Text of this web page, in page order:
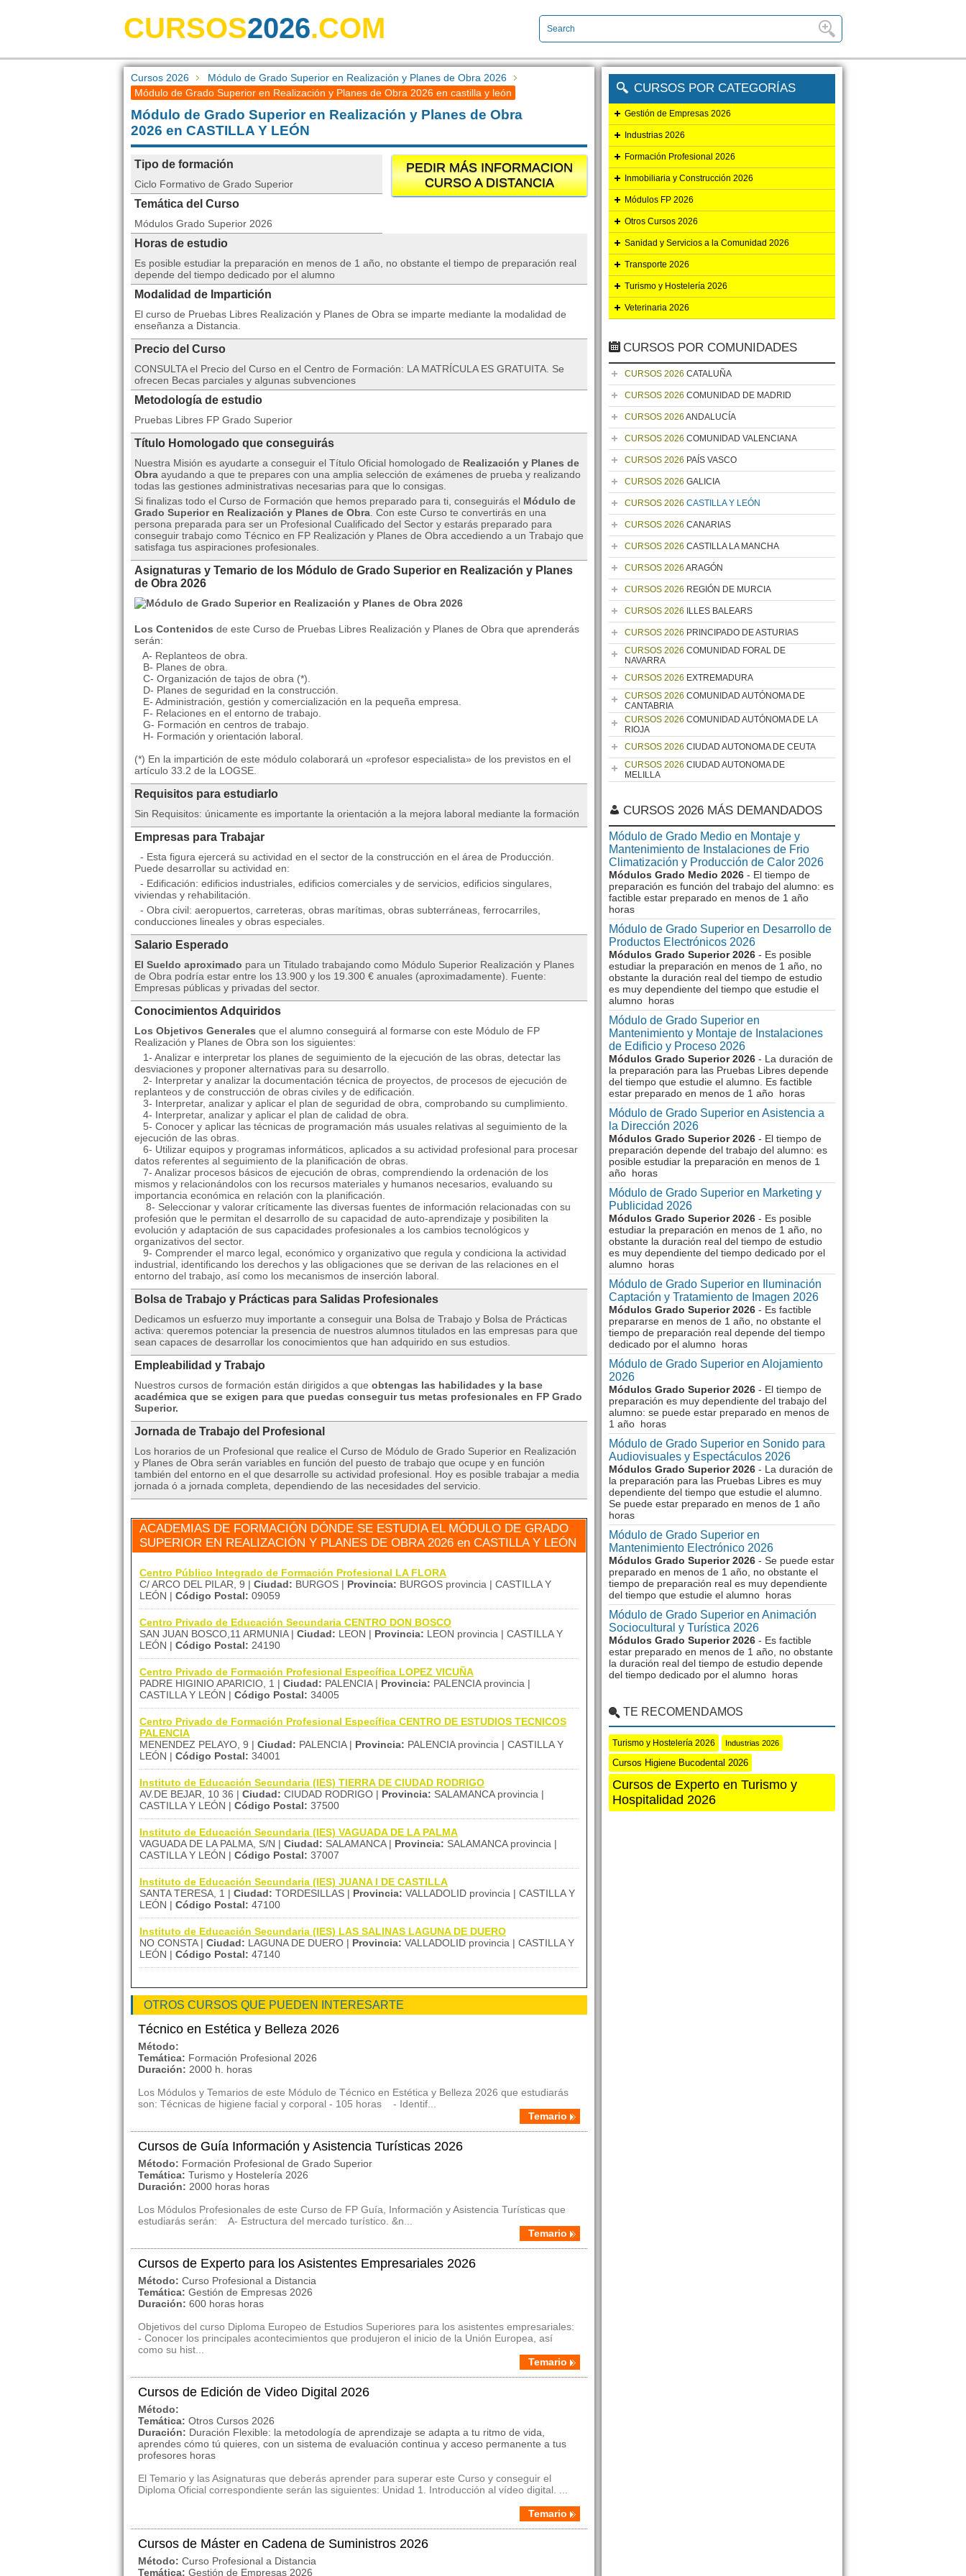
CURSOS2026.COM
Cursos 2026
Módulo de Grado Superior en Realización y Planes de Obra 2026
Módulo de Grado Superior en Realización y Planes de Obra 2026 en castilla y león
Módulo de Grado Superior en Realización y Planes de Obra
2026 en CASTILLA Y LEÓN
PEDIR MÁS INFORMACION
CURSO A DISTANCIA
Tipo de formación
Ciclo Formativo de Grado Superior
Temática del Curso
Módulos Grado Superior 2026
Horas de estudio
Es posible estudiar la preparación en menos de 1 año, no obstante el tiempo de preparación real
depende del tiempo dedicado por el alumno
Modalidad de Impartición
El curso de Pruebas Libres Realización y Planes de Obra se imparte mediante la modalidad de
enseñanza a Distancia.
Precio del Curso
CONSULTA el Precio del Curso en el Centro de Formación: LA MATRÍCULA ES GRATUITA. Se
ofrecen Becas parciales y algunas subvenciones
Metodología de estudio
Pruebas Libres FP Grado Superior
Título Homologado que conseguirás
Nuestra Misión es ayudarte a conseguir el Título Oficial homologado de Realización y Planes de
Obra ayudando a que te prepares con una amplia selección de exámenes de prueba y realizando
todas las gestiones administrativas necesarias para que lo consigas.
Si finalizas todo el Curso de Formación que hemos preparado para ti, conseguirás el Módulo de
Grado Superior en Realización y Planes de Obra . Con este Curso te convertirás en una
persona preparada para ser un Profesional Cualificado del Sector y estarás preparado para
conseguir trabajo como Técnico en FP Realización y Planes de Obra accediendo a un Trabajo que
satisfaga tus aspiraciones profesionales.
Asignaturas y Temario de los Módulo de Grado Superior en Realización y Planes
de Obra 2026
Los Contenidos de este Curso de Pruebas Libres Realización y Planes de Obra que aprenderás
serán:
A- Replanteos de obra.
B- Planes de obra.
C- Organización de tajos de obra (*).
D- Planes de seguridad en la construcción.
E- Administración, gestión y comercialización en la pequeña empresa.
F- Relaciones en el entorno de trabajo.
G- Formación en centros de trabajo.
H- Formación y orientación laboral.
(*) En la impartición de este módulo colaborará un «profesor especialista» de los previstos en el
artículo 33.2 de la LOGSE.
Requisitos para estudiarlo
Sin Requisitos: únicamente es importante la orientación a la mejora laboral mediante la formación
Empresas para Trabajar
- Esta figura ejercerá su actividad en el sector de la construcción en el área de Producción.
Puede desarrollar su actividad en:
- Edificación: edificios industriales, edificios comerciales y de servicios, edificios singulares,
viviendas y rehabilitación.
- Obra civil: aeropuertos, carreteras, obras marítimas, obras subterráneas, ferrocarriles,
conducciones lineales y obras especiales.
Salario Esperado
El Sueldo aproximado para un Titulado trabajando como Módulo Superior Realización y Planes
de Obra podría estar entre los 13.900 y los 19.300 € anuales (aproximadamente). Fuente:
Empresas públicas y privadas del sector.
Conocimientos Adquiridos
Los Objetivos Generales que el alumno conseguirá al formarse con este Módulo de FP
Realización y Planes de Obra son los siguientes:
1- Analizar e interpretar los planes de seguimiento de la ejecución de las obras, detectar las
desviaciones y proponer alternativas para su desarrollo.
2- Interpretar y analizar la documentación técnica de proyectos, de procesos de ejecución de
replanteos y de construcción de obras civiles y de edificación.
3- Interpretar, analizar y aplicar el plan de seguridad de obra, comprobando su cumplimiento.
4- Interpretar, analizar y aplicar el plan de calidad de obra.
5- Conocer y aplicar las técnicas de programación más usuales relativas al seguimiento de la
ejecución de las obras.
6- Utilizar equipos y programas informáticos, aplicados a su actividad profesional para procesar
datos referentes al seguimiento de la planificación de obras.
7- Analizar procesos básicos de ejecución de obras, comprendiendo la ordenación de los
mismos y relacionándolos con los recursos materiales y humanos necesarios, evaluando su
importancia económica en relación con la planificación.
8- Seleccionar y valorar críticamente las diversas fuentes de información relacionadas con su
profesión que le permitan el desarrollo de su capacidad de auto-aprendizaje y posibiliten la
evolución y adaptación de sus capacidades profesionales a los cambios tecnológicos y
organizativos del sector.
9- Comprender el marco legal, económico y organizativo que regula y condiciona la actividad
industrial, identificando los derechos y las obligaciones que se derivan de las relaciones en el
entorno del trabajo, así como los mecanismos de inserción laboral.
Bolsa de Trabajo y Prácticas para Salidas Profesionales
Dedicamos un esfuerzo muy importante a conseguir una Bolsa de Trabajo y Bolsa de Prácticas
activa: queremos potenciar la presencia de nuestros alumnos titulados en las empresas para que
sean capaces de desarrollar los conocimientos que han adquirido en sus estudios.
Empleabilidad y Trabajo
Nuestros cursos de formación están dirigidos a que obtengas las habilidades y la base
académica que se exigen para que puedas conseguir tus metas profesionales en FP Grado
Superior.
Jornada de Trabajo del Profesional
Los horarios de un Profesional que realice el Curso de Módulo de Grado Superior en Realización
y Planes de Obra serán variables en función del puesto de trabajo que ocupe y en función
también del entorno en el que desarrolle su actividad profesional. Hoy es posible trabajar a media
jornada ó a jornada completa, dependiendo de las necesidades del servicio.
ACADEMIAS DE FORMACIÓN DÓNDE SE ESTUDIA EL MÓDULO DE GRADO
SUPERIOR EN REALIZACIÓN Y PLANES DE OBRA 2026 en CASTILLA Y LEÓN
Centro Público Integrado de Formación Profesional LA FLORA
C/ ARCO DEL PILAR, 9 | Ciudad: BURGOS | Provincia: BURGOS provincia | CASTILLA Y
LEÓN | Código Postal: 09059
Centro Privado de Educación Secundaria CENTRO DON BOSCO
SAN JUAN BOSCO,11 ARMUNIA | Ciudad: LEON | Provincia: LEON provincia | CASTILLA Y
LEÓN | Código Postal: 24190
Centro Privado de Formación Profesional Específica LOPEZ VICUÑA
PADRE HIGINIO APARICIO, 1 | Ciudad: PALENCIA | Provincia: PALENCIA provincia |
CASTILLA Y LEÓN | Código Postal: 34005
Centro Privado de Formación Profesional Específica CENTRO DE ESTUDIOS TECNICOS
PALENCIA
MENENDEZ PELAYO, 9 | Ciudad: PALENCIA | Provincia: PALENCIA provincia | CASTILLA Y
LEÓN | Código Postal: 34001
Instituto de Educación Secundaria (IES) TIERRA DE CIUDAD RODRIGO
AV.DE BEJAR, 10 36 | Ciudad: CIUDAD RODRIGO | Provincia: SALAMANCA provincia |
CASTILLA Y LEÓN | Código Postal: 37500
Instituto de Educación Secundaria (IES) VAGUADA DE LA PALMA
VAGUADA DE LA PALMA, S/N | Ciudad: SALAMANCA | Provincia: SALAMANCA provincia |
CASTILLA Y LEÓN | Código Postal: 37007
Instituto de Educación Secundaria (IES) JUANA I DE CASTILLA
SANTA TERESA, 1 | Ciudad: TORDESILLAS | Provincia: VALLADOLID provincia | CASTILLA Y
LEÓN | Código Postal: 47100
Instituto de Educación Secundaria (IES) LAS SALINAS LAGUNA DE DUERO
NO CONSTA | Ciudad: LAGUNA DE DUERO | Provincia: VALLADOLID provincia | CASTILLA Y
LEÓN | Código Postal: 47140
OTROS CURSOS QUE PUEDEN INTERESARTE
Técnico en Estética y Belleza 2026
Método:
Temática: Formación Profesional 2026
Duración: 2000 h. horas
Los Módulos y Temarios de este Módulo de Técnico en Estética y Belleza 2026 que estudiarás
son: Técnicas de higiene facial y corporal - 105 horas - Identif...
Temario
Cursos de Guía Información y Asistencia Turísticas 2026
Método: Formación Profesional de Grado Superior
Temática: Turismo y Hostelería 2026
Duración: 2000 horas horas
Los Módulos Profesionales de este Curso de FP Guía, Información y Asistencia Turísticas que
estudiarás serán: A- Estructura del mercado turístico. &n...
Temario
Cursos de Experto para los Asistentes Empresariales 2026
Método: Curso Profesional a Distancia
Temática: Gestión de Empresas 2026
Duración: 600 horas horas
Objetivos del curso Diploma Europeo de Estudios Superiores para los asistentes empresariales:
- Conocer los principales acontecimientos que produjeron el inicio de la Unión Europea, así
como su hist...
Temario
Cursos de Edición de Video Digital 2026
Método:
Temática: Otros Cursos 2026
Duración: Duración Flexible: la metodología de aprendizaje se adapta a tu ritmo de vida,
aprendes cómo tú quieres, con un sistema de evaluación continua y acceso permanente a tus
profesores horas
El Temario y las Asignaturas que deberás aprender para superar este Curso y conseguir el
Diploma Oficial correspondiente serán las siguientes: Unidad 1. Introducción al vídeo digital. ...
Temario
Cursos de Máster en Cadena de Suministros 2026
Método: Curso Profesional a Distancia
Temática: Gestión de Empresas 2026
CURSOS POR CATEGORÍAS
Gestión de Empresas 2026
Industrias 2026
Formación Profesional 2026
Inmobiliaria y Construcción 2026
Módulos FP 2026
Otros Cursos 2026
Sanidad y Servicios a la Comunidad 2026
Transporte 2026
Turismo y Hostelería 2026
Veterinaria 2026
CURSOS POR COMUNIDADES
CURSOS 2026 CATALUÑA
CURSOS 2026 COMUNIDAD DE MADRID
CURSOS 2026 ANDALUCÍA
CURSOS 2026 COMUNIDAD VALENCIANA
CURSOS 2026 PAÍS VASCO
CURSOS 2026 GALICIA
CURSOS 2026 CASTILLA Y LEÓN
CURSOS 2026 CANARIAS
CURSOS 2026 CASTILLA LA MANCHA
CURSOS 2026 ARAGÓN
CURSOS 2026 REGIÓN DE MURCIA
CURSOS 2026 ILLES BALEARS
CURSOS 2026 PRINCIPADO DE ASTURIAS
CURSOS 2026 COMUNIDAD FORAL DE
NAVARRA
CURSOS 2026 EXTREMADURA
CURSOS 2026 COMUNIDAD AUTÓNOMA DE
CANTABRIA
CURSOS 2026 COMUNIDAD AUTÓNOMA DE LA
RIOJA
CURSOS 2026 CIUDAD AUTONOMA DE CEUTA
CURSOS 2026 CIUDAD AUTONOMA DE
MELILLA
CURSOS 2026 MÁS DEMANDADOS
Módulo de Grado Medio en Montaje y
Mantenimiento de Instalaciones de Frio
Climatización y Producción de Calor 2026
Módulos Grado Medio 2026 - El tiempo de
preparación es función del trabajo del alumno: es
factible estar preparado en menos de 1 año
horas
Módulo de Grado Superior en Desarrollo de
Productos Electrónicos 2026
Módulos Grado Superior 2026 - Es posible
estudiar la preparación en menos de 1 año, no
obstante la duración real del tiempo de estudio
es muy dependiente del tiempo que estudie el
alumno horas
Módulo de Grado Superior en
Mantenimiento y Montaje de Instalaciones
de Edificio y Proceso 2026
Módulos Grado Superior 2026 - La duración de
la preparación para las Pruebas Libres depende
del tiempo que estudie el alumno. Es factible
estar preparado en menos de 1 año horas
Módulo de Grado Superior en Asistencia a
la Dirección 2026
Módulos Grado Superior 2026 - El tiempo de
preparación depende del trabajo del alumno: es
posible estudiar la preparación en menos de 1
año horas
Módulo de Grado Superior en Marketing y
Publicidad 2026
Módulos Grado Superior 2026 - Es posible
estudiar la preparación en menos de 1 año, no
obstante la duración real del tiempo de estudio
es muy dependiente del tiempo dedicado por el
alumno horas
Módulo de Grado Superior en Iluminación
Captación y Tratamiento de Imagen 2026
Módulos Grado Superior 2026 - Es factible
prepararse en menos de 1 año, no obstante el
tiempo de preparación real depende del tiempo
dedicado por el alumno horas
Módulo de Grado Superior en Alojamiento
2026
Módulos Grado Superior 2026 - El tiempo de
preparación es muy dependiente del trabajo del
alumno: se puede estar preparado en menos de
1 año horas
Módulo de Grado Superior en Sonido para
Audiovisuales y Espectáculos 2026
Módulos Grado Superior 2026 - La duración de
la preparación para las Pruebas Libres es muy
dependiente del tiempo que estudie el alumno.
Se puede estar preparado en menos de 1 año
horas
Módulo de Grado Superior en
Mantenimiento Electrónico 2026
Módulos Grado Superior 2026 - Se puede estar
preparado en menos de 1 año, no obstante el
tiempo de preparación real es muy dependiente
del tiempo que estudie el alumno horas
Módulo de Grado Superior en Animación
Sociocultural y Turística 2026
Módulos Grado Superior 2026 - Es factible
estar preparado en menos de 1 año, no obstante
la duración real del tiempo de estudio depende
del tiempo dedicado por el alumno horas
TE RECOMENDAMOS
Turismo y Hostelería 2026 Industrias 2026
Cursos Higiene Bucodental 2026
Cursos de Experto en Turismo y
Hospitalidad 2026